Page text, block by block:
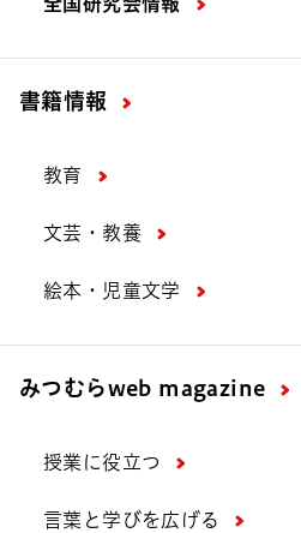
全国研究会情報
書籍情報
教育
文芸・教養
絵本・児童文学
みつむらweb magazine
授業に役立つ
言葉と学びを広げる